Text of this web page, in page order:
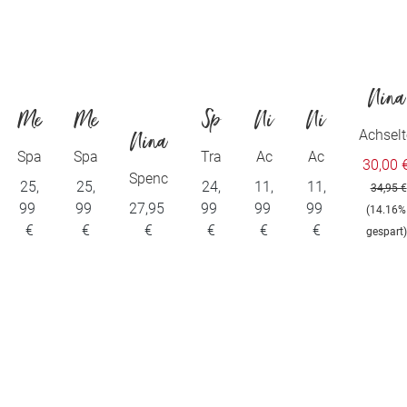
Me
y
Spa
ghe
tti
Top
25,
99
€
Me
y
Spa
ghe
tti
Top
25,
99
€
Nina
von
C.
Spenc
er /
City-
Shirt
27,95
€
Sp
eid
el
Tra
ege
rhe
md
24,
99
€
Ni
na
von
C.
Ac
hse
lhe
md
11,
99
€
Ni
na
von
C.
Ac
hse
lhe
md
11,
99
€
Nina
von C.
p
30,00
34,95 €
(14.16%
gespart)